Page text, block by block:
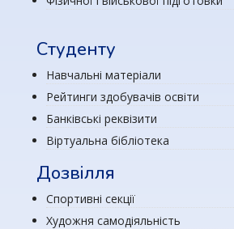
Студенту
Навчальні матеріали
Рейтинги здобувачів освіти
Банківські реквізити
Віртуальна бібліотека
Дозвілля
Спортивні секції
Художня самодіяльність